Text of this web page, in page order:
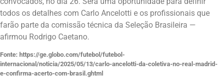
todos os detalhes com Carlo Ancelotti e os profissionais que
farão parte da comissão técnica da Seleção Brasileira —
afirmou Rodrigo Caetano.
Fonte: https://ge.globo.com/futebol/futebol-
internacional/noticia/2025/05/13/carlo-ancelotti-da-coletiva-no-real-madrid-
e-confirma-acerto-com-brasil.ghtml